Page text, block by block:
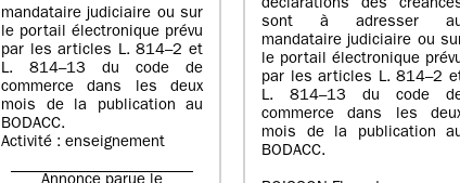
mandataire judiciaire ou sur
le portail électronique prévu
par les articles L. 814–2 et
L. 814–13 du code de
commerce dans les deux
mois de la publication au
BODACC.
Activité : enseignement
déclarations des
sont à adresser
mandataire judiciaire ou
le portail électronique
par les articles L. 814–2
L. 814–13 du code
commerce dans les
mois de la publication
BODACC.